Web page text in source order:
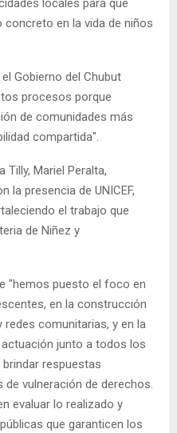
locales para que
en la vida de niños
Gobierno del Chubut
procesos porque
de comunidades más
compartida".
Tilly, Mariel Peralta,
presencia de UNICEF,
el trabajo que
de Niñez y
"hemos puesto el foco en
en la construcción
comunitarias, y en la
junto a todos los
respuestas
vulneración de derechos.
evaluar lo realizado y
que garanticen los